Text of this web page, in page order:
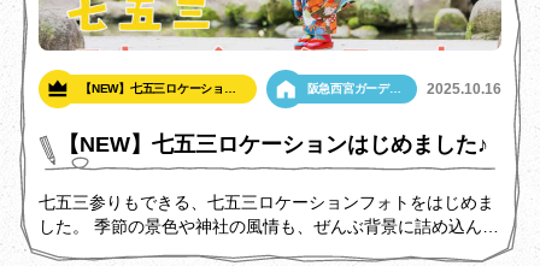
【NEW】七五三ロケーション
フォト
阪急西宮ガーデン
ズ店
2025.10.16
【NEW】七五三ロケーションはじめました♪
七五三参りもできる、七五三ロケーションフォトをはじめま
した。 季節の景色や神社の風情も、ぜんぶ背景に詰め込んで
お子さまの自然な笑顔とかけがえのない一瞬をお写真に収め